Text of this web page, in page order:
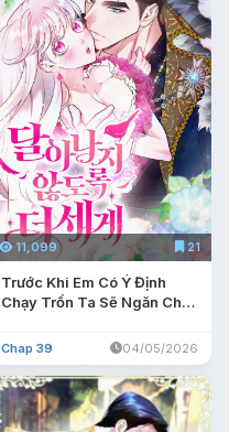
11,099 21
Trước Khi Em Có Ý Định
Chạy Trốn Ta Sẽ Ngăn Chặn
Chap 39 04/05/2026